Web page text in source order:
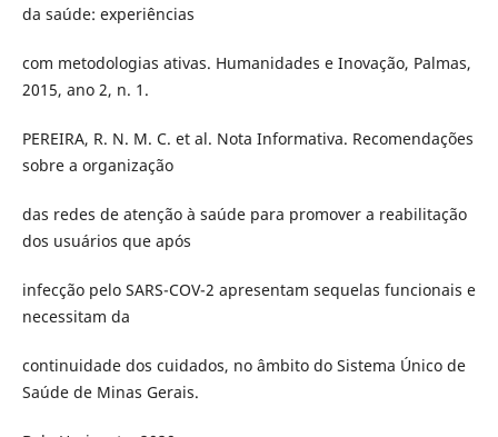
da saúde: experiências
com metodologias ativas. Humanidades e Inovação, Palmas,
2015, ano 2, n. 1.
PEREIRA, R. N. M. C. et al. Nota Informativa. Recomendações
sobre a organização
das redes de atenção à saúde para promover a reabilitação
dos usuários que após
infecção pelo SARS-COV-2 apresentam sequelas funcionais e
necessitam da
continuidade dos cuidados, no âmbito do Sistema Único de
Saúde de Minas Gerais.